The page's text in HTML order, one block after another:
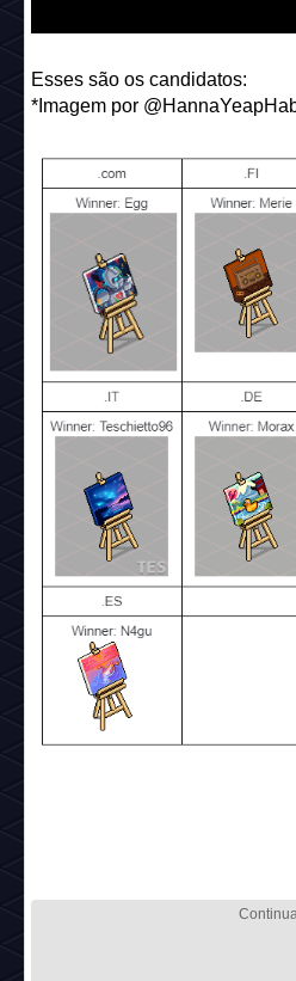
Esses são os candidatos:
*Imagem por